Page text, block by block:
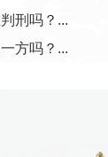
刑吗？...
方吗？...